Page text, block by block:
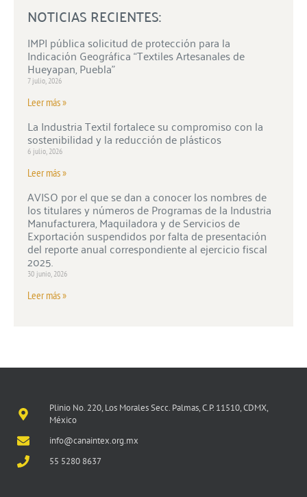
NOTICIAS RECIENTES:
IMPI pública solicitud de protección para la
Indicación Geográfica “Textiles Artesanales de
Hueyapan, Puebla”
7 julio, 2026
Leer más »
La Industria Textil fortalece su compromiso con la
sostenibilidad y la reducción de plásticos
6 julio, 2026
Leer más »
AVISO por el que se dan a conocer los nombres de
los titulares y números de Programas de la Industria
Manufacturera, Maquiladora y de Servicios de
Exportación suspendidos por falta de presentación
del reporte anual correspondiente al ejercicio fiscal
2025.
30 junio, 2026
Leer más »
Plinio No. 220, Los Morales Secc. Palmas, C.P. 11510, CDMX,
México
info@canaintex.org.mx
55 5280 8637